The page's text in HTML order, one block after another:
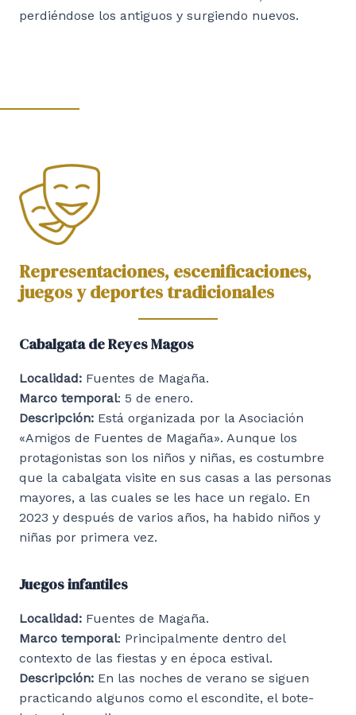
perdiéndose los antiguos y surgiendo nuevos.
Representaciones, escenificaciones,
juegos y deportes tradicionales
Cabalgata de Reyes Magos
Localidad: Fuentes de Magaña.
Marco temporal: 5 de enero.
Descripción: Está organizada por la Asociación
«Amigos de Fuentes de Magaña». Aunque los
protagonistas son los niños y niñas, es costumbre
que la cabalgata visite en sus casas a las personas
mayores, a las cuales se les hace un regalo. En
2023 y después de varios años, ha habido niños y
niñas por primera vez.
Juegos infantiles
Localidad: Fuentes de Magaña.
Marco temporal: Principalmente dentro del
contexto de las fiestas y en época estival.
Descripción: En las noches de verano se siguen
practicando algunos como el escondite, el bote-